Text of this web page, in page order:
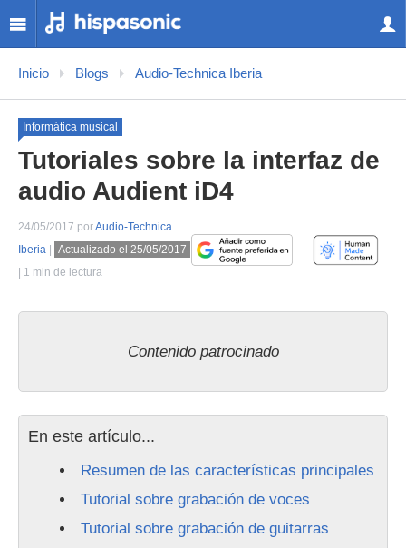
Inicio Blogs Audio-Technica Iberia
Informática musical
Tutoriales sobre la interfaz de
audio Audient iD4
24/05/2017 porAudio-Technica
Iberia
Actualizado el 25/05/2017
| 1 min de lectura
Contenido patrocinado
En este artículo...
Resumen de las características principales
Tutorial sobre grabación de voces
Tutorial sobre grabación de guitarras